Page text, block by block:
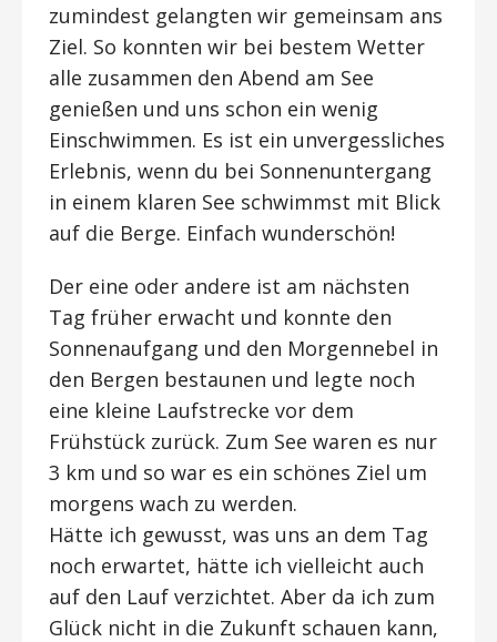
zumindest gelangten wir gemeinsam ans
Ziel. So konnten wir bei bestem Wetter
alle zusammen den Abend am See
genießen und uns schon ein wenig
Einschwimmen. Es ist ein unvergessliches
Erlebnis, wenn du bei Sonnenuntergang
in einem klaren See schwimmst mit Blick
auf die Berge. Einfach wunderschön!
Der eine oder andere ist am nächsten
Tag früher erwacht und konnte den
Sonnenaufgang und den Morgennebel in
den Bergen bestaunen und legte noch
eine kleine Laufstrecke vor dem
Frühstück zurück. Zum See waren es nur
3 km und so war es ein schönes Ziel um
morgens wach zu werden.
Hätte ich gewusst, was uns an dem Tag
noch erwartet, hätte ich vielleicht auch
auf den Lauf verzichtet. Aber da ich zum
Glück nicht in die Zukunft schauen kann,